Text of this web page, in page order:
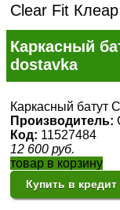
Clear Fit
Каркасный
dostavka
Каркасный батут
Производитель:
Код: 11527484
12 600 руб.
товар в корзину
Купить в кредит